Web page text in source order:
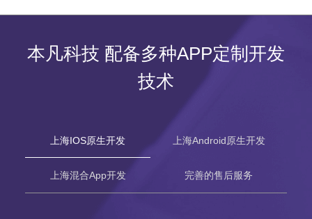
本凡科技 配备多种APP定制开发
技术
上海IOS原生开发 上海Android原生开发
上海混合App开发 完善的售后服务